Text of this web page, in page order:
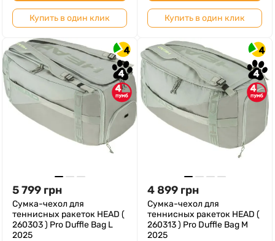
Купить в один клик Купить в один клик
4
4
4
5 799 грн
Сумка-чехол для
теннисных ракеток HEAD (
260303 ) Pro Duffle Bag L
2025
4
4
4
4 899 грн
Сумка-чехол для
теннисных ракеток HEAD (
260313 ) Pro Duffle Bag M
2025